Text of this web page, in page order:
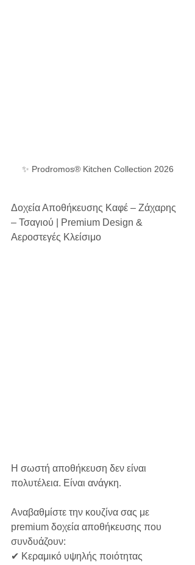
✨ Prodromos® Kitchen Collection 2026
Δοχεία Αποθήκευσης Καφέ – Ζάχαρης
– Τσαγιού | Premium Design &
Αεροστεγές Κλείσιμο
Η σωστή αποθήκευση δεν είναι
πολυτέλεια. Είναι ανάγκη.
Αναβαθμίστε την κουζίνα σας με
premium δοχεία αποθήκευσης που
συνδυάζουν:
✔ Κεραμικό υψηλής ποιότητας